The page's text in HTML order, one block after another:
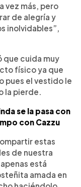
vez más, pero
de alegría y
inolvidables”,
que cuida muy
físico ya que
pues el vestido le
la pierde.
se la pasa con
con Cazzu
estas
de nuestra
está
amada en